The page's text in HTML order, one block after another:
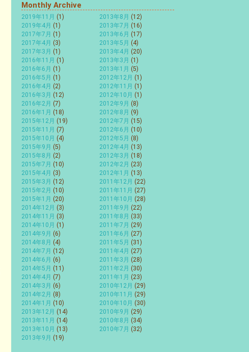
Monthly Archive
2019年11月 (1)
2019年4月 (1)
2017年7月 (1)
2017年4月 (3)
2017年3月 (1)
2016年11月 (1)
2016年6月 (1)
2016年5月 (1)
2016年4月 (2)
2016年3月 (12)
2016年2月 (7)
2016年1月 (18)
2015年12月 (19)
2015年11月 (7)
2015年10月 (4)
2015年9月 (5)
2015年8月 (2)
2015年7月 (10)
2015年4月 (3)
2015年3月 (12)
2015年2月 (10)
2015年1月 (20)
2014年12月 (3)
2014年11月 (3)
2014年10月 (1)
2014年9月 (6)
2014年8月 (4)
2014年7月 (12)
2014年6月 (6)
2014年5月 (11)
2014年4月 (7)
2014年3月 (6)
2014年2月 (8)
2014年1月 (10)
2013年12月 (14)
2013年11月 (14)
2013年10月 (13)
2013年9月 (19)
2013年8月 (12)
2013年7月 (16)
2013年6月 (17)
2013年5月 (4)
2013年4月 (20)
2013年3月 (1)
2013年1月 (5)
2012年12月 (1)
2012年11月 (1)
2012年10月 (1)
2012年9月 (8)
2012年8月 (9)
2012年7月 (15)
2012年6月 (10)
2012年5月 (8)
2012年4月 (13)
2012年3月 (18)
2012年2月 (23)
2012年1月 (13)
2011年12月 (22)
2011年11月 (27)
2011年10月 (28)
2011年9月 (22)
2011年8月 (33)
2011年7月 (29)
2011年6月 (27)
2011年5月 (31)
2011年4月 (27)
2011年3月 (28)
2011年2月 (30)
2011年1月 (23)
2010年12月 (29)
2010年11月 (29)
2010年10月 (30)
2010年9月 (29)
2010年8月 (34)
2010年7月 (32)